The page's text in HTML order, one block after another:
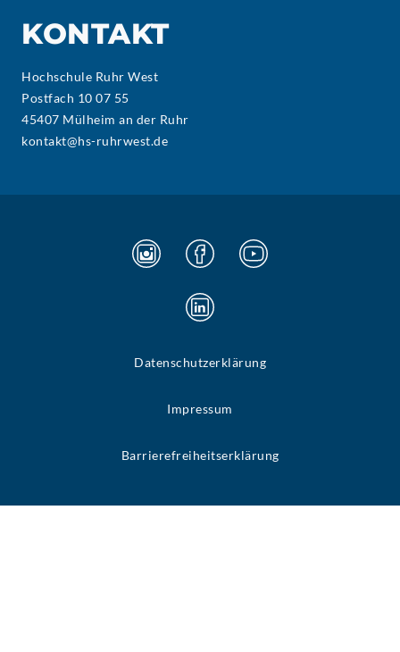
KONTAKT
Hochschule Ruhr West
Postfach 10 07 55
45407 Mülheim an der Ruhr
kontakt@hs-ruhrwest.de
Datenschutzerklärung
Impressum
Barrierefreiheitserklärung